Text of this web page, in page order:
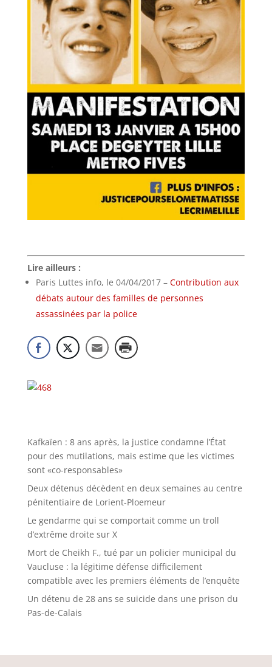
Lire ailleurs :
Paris Luttes info, le 04/04/2017 – Contribution aux
débats autour des familles de personnes
assassinées par la police
Kafkaïen : 8 ans après, la justice condamne l’État
pour des mutilations, mais estime que les victimes
sont «co-responsables»
Deux détenus décèdent en deux semaines au centre
pénitentiaire de Lorient-Ploemeur
Le gendarme qui se comportait comme un troll
d’extrême droite sur X
Mort de Cheikh F., tué par un policier municipal du
Vaucluse : la légitime défense difficilement
compatible avec les premiers éléments de l’enquête
Un détenu de 28 ans se suicide dans une prison du
Pas-de-Calais